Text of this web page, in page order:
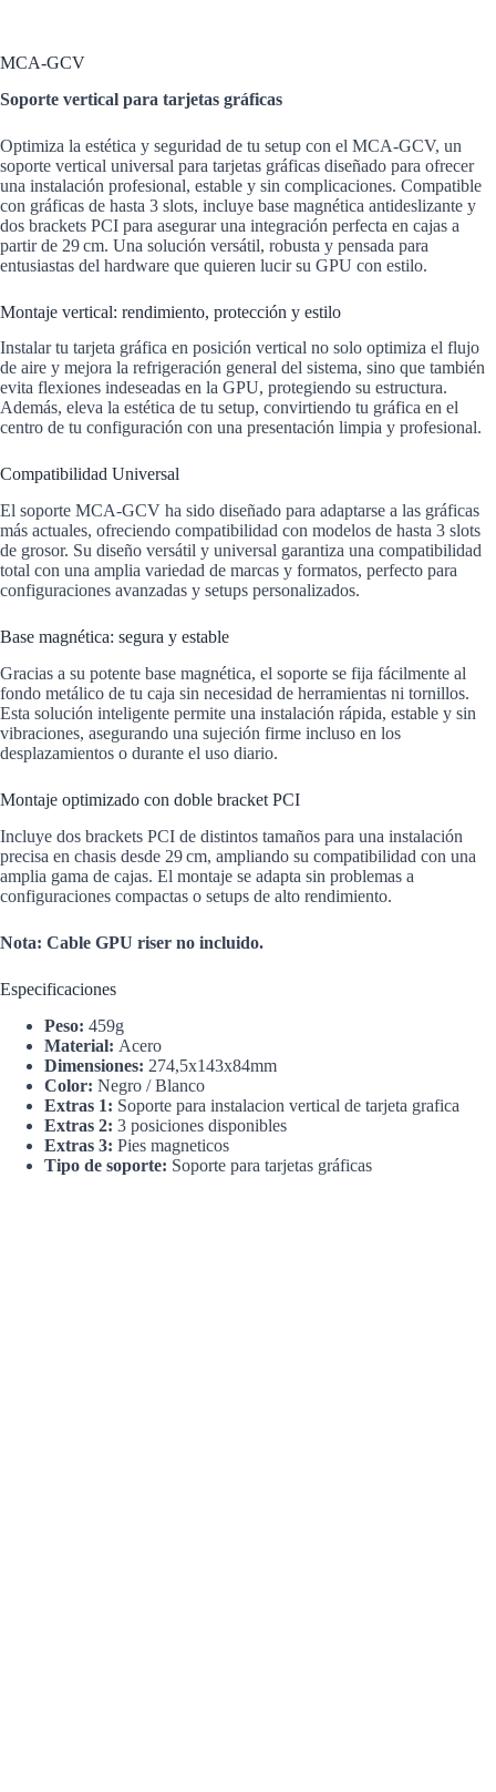
MCA-GCV
Soporte vertical para tarjetas gráficas
Optimiza la estética y seguridad de tu setup con el MCA-GCV, un
soporte vertical universal para tarjetas gráficas diseñado para ofrecer
una instalación profesional, estable y sin complicaciones. Compatible
con gráficas de hasta 3 slots, incluye base magnética antideslizante y
dos brackets PCI para asegurar una integración perfecta en cajas a
partir de 29 cm. Una solución versátil, robusta y pensada para
entusiastas del hardware que quieren lucir su GPU con estilo.
Montaje vertical: rendimiento, protección y estilo
Instalar tu tarjeta gráfica en posición vertical no solo optimiza el flujo
de aire y mejora la refrigeración general del sistema, sino que también
evita flexiones indeseadas en la GPU, protegiendo su estructura.
Además, eleva la estética de tu setup, convirtiendo tu gráfica en el
centro de tu configuración con una presentación limpia y profesional.
Compatibilidad Universal
El soporte MCA-GCV ha sido diseñado para adaptarse a las gráficas
más actuales, ofreciendo compatibilidad con modelos de hasta 3 slots
de grosor. Su diseño versátil y universal garantiza una compatibilidad
total con una amplia variedad de marcas y formatos, perfecto para
configuraciones avanzadas y setups personalizados.
Base magnética: segura y estable
Gracias a su potente base magnética, el soporte se fija fácilmente al
fondo metálico de tu caja sin necesidad de herramientas ni tornillos.
Esta solución inteligente permite una instalación rápida, estable y sin
vibraciones, asegurando una sujeción firme incluso en los
desplazamientos o durante el uso diario.
Montaje optimizado con doble bracket PCI
Incluye dos brackets PCI de distintos tamaños para una instalación
precisa en chasis desde 29 cm, ampliando su compatibilidad con una
amplia gama de cajas. El montaje se adapta sin problemas a
configuraciones compactas o setups de alto rendimiento.
Nota: Cable GPU riser no incluido.
Especificaciones
Peso: 459g
Material: Acero
Dimensiones: 274,5x143x84mm
Color: Negro / Blanco
Extras 1: Soporte para instalacion vertical de tarjeta grafica
Extras 2: 3 posiciones disponibles
Extras 3: Pies magneticos
Tipo de soporte: Soporte para tarjetas gráficas